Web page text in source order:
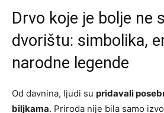
Drvo koje je bolje ne
dvorištu: simbolika,
narodne legende
Od davnina, ljudi su pridavali
biljkama. Priroda nije bila samo